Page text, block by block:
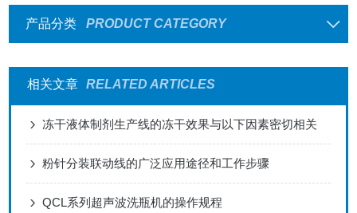
产品分类 PRODUCT CATEGORY
相关文章 RELATED ARTICLES
冻干液体制剂生产线的冻干效果与以下因素密切相关
粉针分装联动线的广泛应用途径和工作步骤
QCL系列超声波洗瓶机的操作规程